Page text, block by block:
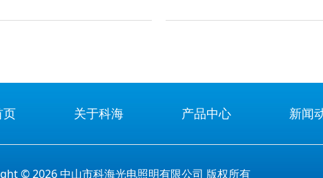
页 关于科海 产品中心 新闻
© 2026 中山市科海光电照明有限公司 版权所有